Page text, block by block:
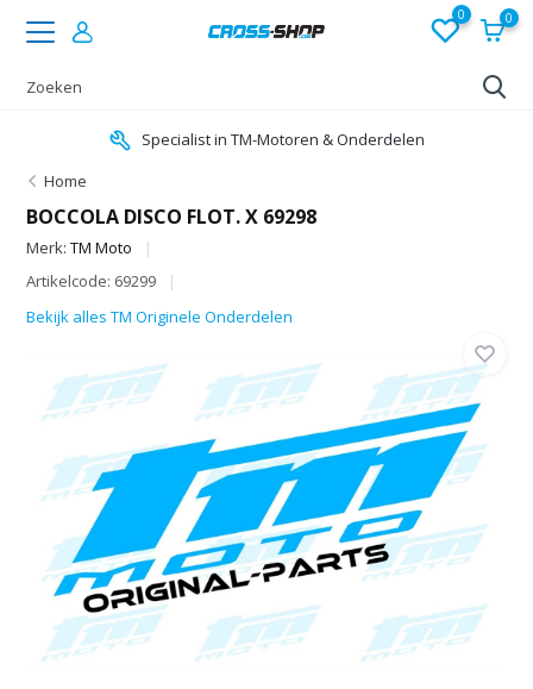
0 0
Specialist in TM-Motoren & Onderdelen
Home
BOCCOLA DISCO FLOT. X 69298
Merk:TM Moto
Artikelcode: 69299
Bekijk alles TM Originele Onderdelen